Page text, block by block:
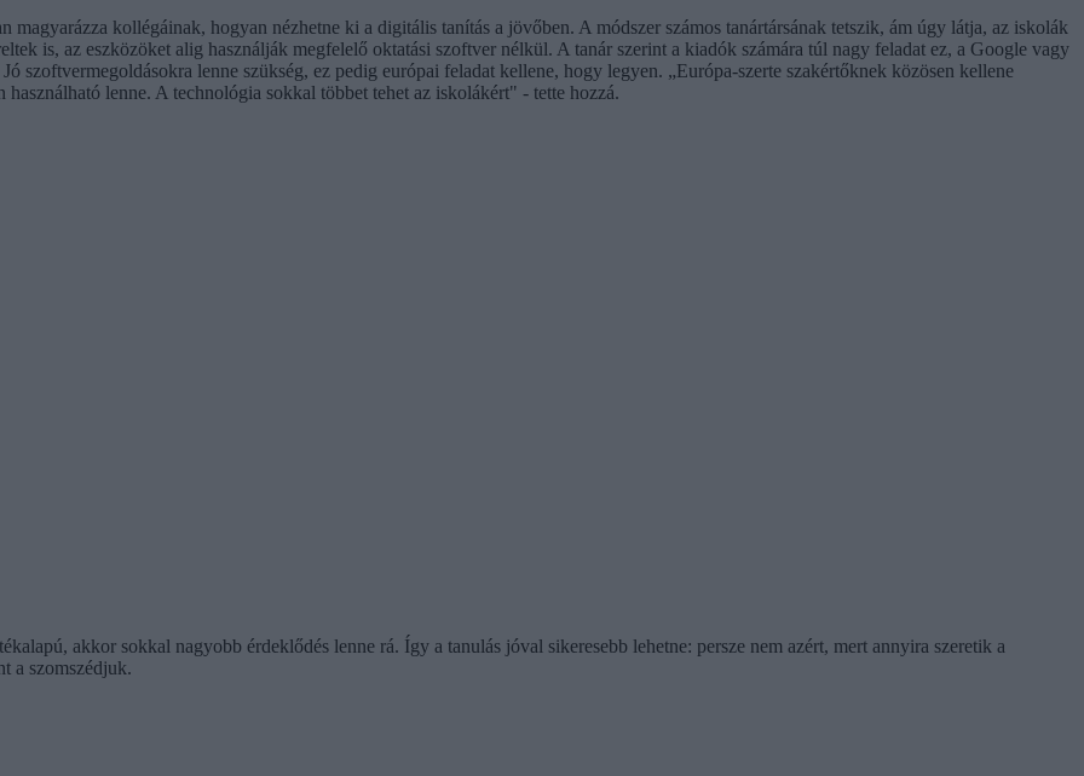
kollégáinak, hogyan nézhetne ki a digitális tanítás a jövőben. A módszer számos tanártársának tetszik, ám úgy látja, az iskolák
is, az eszközöket alig használják megfelelő oktatási szoftver nélkül. A tanár szerint a kiadók számára túl nagy feladat ez, a Google vagy
szoftvermegoldásokra lenne szükség, ez pedig európai feladat kellene, hogy legyen. „Európa-szerte szakértőknek közösen kellene
lenne. A technológia sokkal többet tehet az iskolákért" - tette hozzá.
akkor sokkal nagyobb érdeklődés lenne rá. Így a tanulás jóval sikeresebb lehetne: persze nem azért, mert annyira szeretik a
a szomszédjuk.